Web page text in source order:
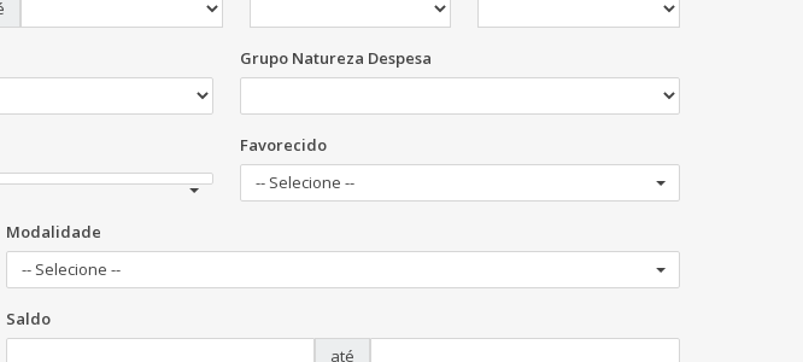
Grupo Natureza Despesa
Favorecido
-- Selecione --
Modalidade
-- Selecione --
Saldo
até